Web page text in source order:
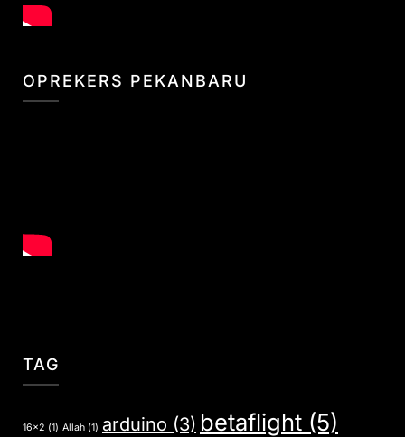
OPREKERS PEKANBARU
TAG
16x2 (1) Allah (1) arduino (3) betaflight (5)